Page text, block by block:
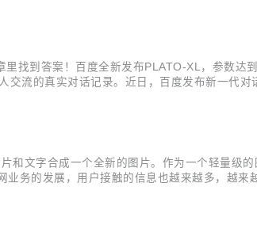
找到答案！百度全新发布PLATO-XL，参数
交流的真实对话记录。近日，百度发布新一代
文字合成一个全新的图片。作为一个轻量级
务的发展，用户接触的信息也越来越多，越来